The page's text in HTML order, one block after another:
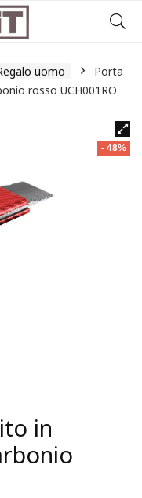
uomo
Porta
rosso UCH001RO
- 48%
in